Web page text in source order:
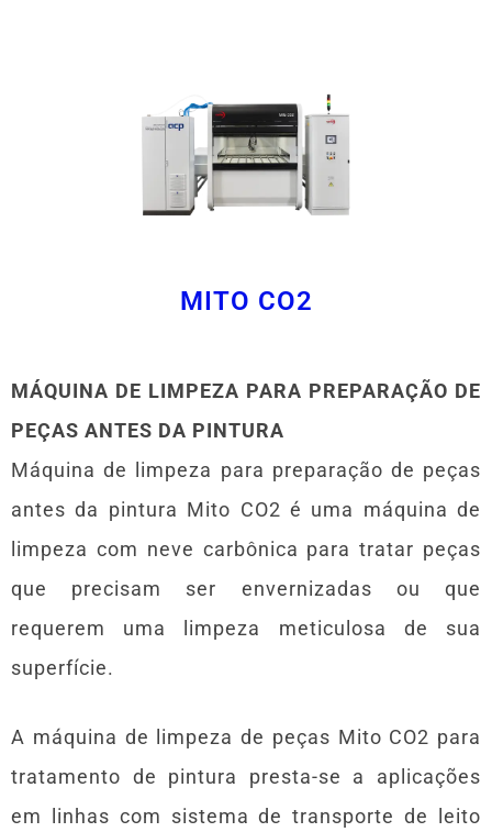
MITO CO2
MÁQUINA DE LIMPEZA PARA PREPARAÇÃO DE
PEÇAS ANTES DA PINTURA
Máquina de limpeza para preparação de peças
antes da pintura Mito CO2 é uma máquina de
limpeza com neve carbônica para tratar peças
que precisam ser envernizadas ou que
requerem uma limpeza meticulosa de sua
superfície.
A máquina de limpeza de peças Mito CO2 para
tratamento de pintura presta-se a aplicações
em linhas com sistema de transporte de leito